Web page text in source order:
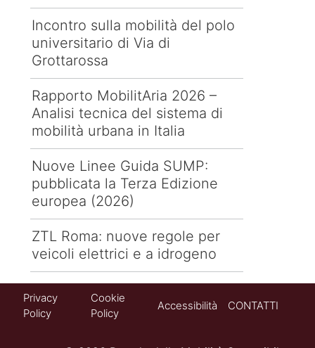
Incontro sulla mobilità del polo
universitario di Via di
Grottarossa
Rapporto MobilitAria 2026 –
Analisi tecnica del sistema di
mobilità urbana in Italia
Nuove Linee Guida SUMP:
pubblicata la Terza Edizione
europea (2026)
ZTL Roma: nuove regole per
veicoli elettrici e a idrogeno
Privacy
Policy
Cookie
Policy
Accessibilità CONTATTI